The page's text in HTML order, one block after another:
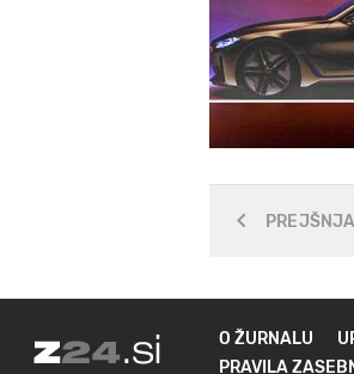
PREJŠNJA
O ŽURNALU
PRAVILA